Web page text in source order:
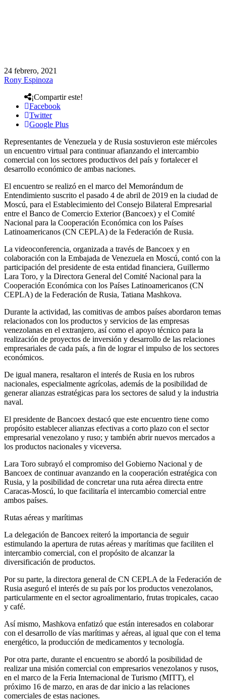
24 febrero, 2021
Rony Espinoza
¡Compartir este!
Facebook
Twitter
Google Plus
Representantes de Venezuela y de Rusia sostuvieron este miércoles
un encuentro virtual para continuar afianzando el intercambio
comercial con los sectores productivos del país y fortalecer el
desarrollo económico de ambas naciones.
El encuentro se realizó en el marco del Memorándum de
Entendimiento suscrito el pasado 4 de abril de 2019 en la ciudad de
Moscú, para el Establecimiento del Consejo Bilateral Empresarial
entre el Banco de Comercio Exterior (Bancoex) y el Comité
Nacional para la Cooperación Económica con los Países
Latinoamericanos (CN CEPLA) de la Federación de Rusia.
La videoconferencia, organizada a través de Bancoex y en
colaboración con la Embajada de Venezuela en Moscú, contó con la
participación del presidente de esta entidad financiera, Guillermo
Lara Toro, y la Directora General del Comité Nacional para la
Cooperación Económica con los Países Latinoamericanos (CN
CEPLA) de la Federación de Rusia, Tatiana Mashkova.
Durante la actividad, las comitivas de ambos países abordaron temas
relacionados con los productos y servicios de las empresas
venezolanas en el extranjero, así como el apoyo técnico para la
realización de proyectos de inversión y desarrollo de las relaciones
empresariales de cada país, a fin de lograr el impulso de los sectores
económicos.
De igual manera, resaltaron el interés de Rusia en los rubros
nacionales, especialmente agrícolas, además de la posibilidad de
generar alianzas estratégicas para los sectores de salud y la industria
naval.
El presidente de Bancoex destacó que este encuentro tiene como
propósito establecer alianzas efectivas a corto plazo con el sector
empresarial venezolano y ruso; y también abrir nuevos mercados a
los productos nacionales y viceversa.
Lara Toro subrayó el compromiso del Gobierno Nacional y de
Bancoex de continuar avanzando en la cooperación estratégica con
Rusia, y la posibilidad de concretar una ruta aérea directa entre
Caracas-Moscú, lo que facilitaría el intercambio comercial entre
ambos países.
Rutas aéreas y marítimas
La delegación de Bancoex reiteró la importancia de seguir
estimulando la apertura de rutas aéreas y marítimas que faciliten el
intercambio comercial, con el propósito de alcanzar la
diversificación de productos.
Por su parte, la directora general de CN CEPLA de la Federación de
Rusia aseguró el interés de su país por los productos venezolanos,
particularmente en el sector agroalimentario, frutas tropicales, cacao
y café.
Así mismo, Mashkova enfatizó que están interesados en colaborar
con el desarrollo de vías marítimas y aéreas, al igual que con el tema
energético, la producción de medicamentos y tecnología.
Por otra parte, durante el encuentro se abordó la posibilidad de
realizar una misión comercial con empresarios venezolanos y rusos,
en el marco de la Feria Internacional de Turismo (MITT), el
próximo 16 de marzo, en aras de dar inicio a las relaciones
comerciales de estas naciones.